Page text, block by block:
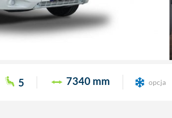
5 7340 mm opcja